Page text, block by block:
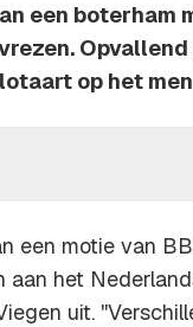
een boterham
op het
een motie van
aan het
uit.